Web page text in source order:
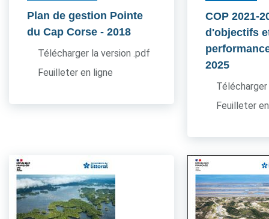
Plan de gestion Pointe
du Cap Corse - 2018
Télécharger la version .pdf
Feuilleter en ligne
COP 2021-
d'objectifs
2025
Feuilleter